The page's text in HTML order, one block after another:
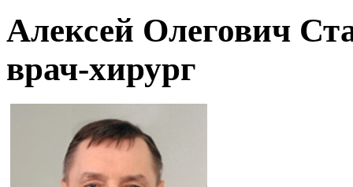
Алексей Олегович
врач-хирург